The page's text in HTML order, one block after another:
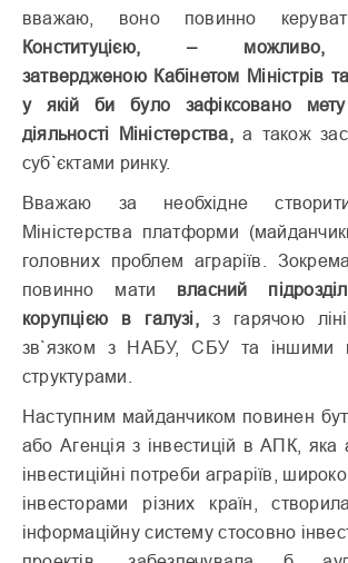
вважаю, воно повинно
Конституцією, – можливо,
затвердженою Кабінетом Міністрів
у якій би було зафіксовано
діяльності Міністерства,а також
суб`єктами ринку.
Вважаю за необхідне
Міністерства платформи
головних проблем аграріїв.
повинно мати власний
корупцією в галузі,з гарячою
зв`язком з НАБУ, СБУ та іншими
структурами.
Наступним майданчиком повинен
або Агенція з інвестицій в АПК,
інвестиційні потреби аграріїв,
інвесторами різних країн,
інформаційну систему стосовно